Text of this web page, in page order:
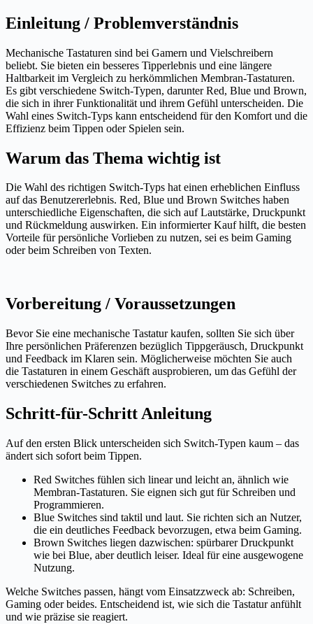
Einleitung / Problemverständnis
Mechanische Tastaturen sind bei Gamern und Vielschreibern
beliebt. Sie bieten ein besseres Tipperlebnis und eine längere
Haltbarkeit im Vergleich zu herkömmlichen Membran-Tastaturen.
Es gibt verschiedene Switch-Typen, darunter Red, Blue und Brown,
die sich in ihrer Funktionalität und ihrem Gefühl unterscheiden. Die
Wahl eines Switch-Typs kann entscheidend für den Komfort und die
Effizienz beim Tippen oder Spielen sein.
Warum das Thema wichtig ist
Die Wahl des richtigen Switch-Typs hat einen erheblichen Einfluss
auf das Benutzererlebnis. Red, Blue und Brown Switches haben
unterschiedliche Eigenschaften, die sich auf Lautstärke, Druckpunkt
und Rückmeldung auswirken. Ein informierter Kauf hilft, die besten
Vorteile für persönliche Vorlieben zu nutzen, sei es beim Gaming
oder beim Schreiben von Texten.
Vorbereitung / Voraussetzungen
Bevor Sie eine mechanische Tastatur kaufen, sollten Sie sich über
Ihre persönlichen Präferenzen bezüglich Tippgeräusch, Druckpunkt
und Feedback im Klaren sein. Möglicherweise möchten Sie auch
die Tastaturen in einem Geschäft ausprobieren, um das Gefühl der
verschiedenen Switches zu erfahren.
Schritt-für-Schritt Anleitung
Auf den ersten Blick unterscheiden sich Switch-Typen kaum – das
ändert sich sofort beim Tippen.
Red Switches fühlen sich linear und leicht an, ähnlich wie
Membran-Tastaturen. Sie eignen sich gut für Schreiben und
Programmieren.
Blue Switches sind taktil und laut. Sie richten sich an Nutzer,
die ein deutliches Feedback bevorzugen, etwa beim Gaming.
Brown Switches liegen dazwischen: spürbarer Druckpunkt
wie bei Blue, aber deutlich leiser. Ideal für eine ausgewogene
Nutzung.
Welche Switches passen, hängt vom Einsatzzweck ab: Schreiben,
Gaming oder beides. Entscheidend ist, wie sich die Tastatur anfühlt
und wie präzise sie reagiert.